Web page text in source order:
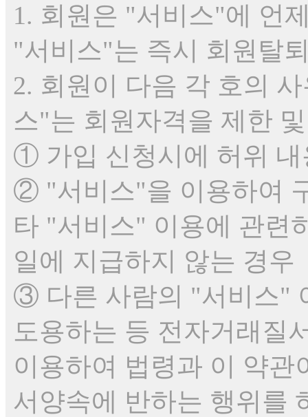
1. 회원은 "서비스"에 언
"서비스"는 즉시 회원탈
2. 회원이 다음 각 호의
스"는 회원자격을 제한
① 가입 신청시에 허위 내
② "서비스"을 이용하여
타 "서비스" 이용에 관련
일에 지급하지 않는 경우
③ 다른 사람의 "서비스"
도용하는 등 전자거래질
이용하여 법령과 이 약
서양속에 반하는 행위를